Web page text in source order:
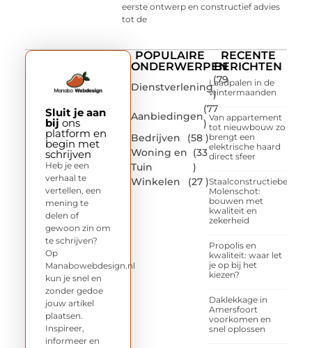
eerste ontwerp en constructief advies
tot de
POPULAIRE
ONDERWERPEN
Dienstverlening
(79
)
Aanbiedingen
(77
)
Bedrijven
(58 )
Woning en
Tuin
(33
)
Winkelen
(27 )
RECENTE
BERICHTEN
Laadpalen in de
wintermaanden
Van appartement
tot nieuwbouw zo
brengt een
elektrische haard
direct sfeer
Staalconstructiebedrijf
Molenschot:
bouwen met
kwaliteit en
zekerheid
Propolis en
kwaliteit: waar let
je op bij het
kiezen?
Daklekkage in
Amersfoort
voorkomen en
snel oplossen
Sluit je aan
bij ons
platform en
begin met
schrijven
Heb je een
verhaal te
vertellen, een
mening te
delen of
gewoon zin om
te schrijven?
Op
Manabowebdesign.nl
kun je snel en
zonder gedoe
jouw artikel
plaatsen.
Inspireer,
informeer en